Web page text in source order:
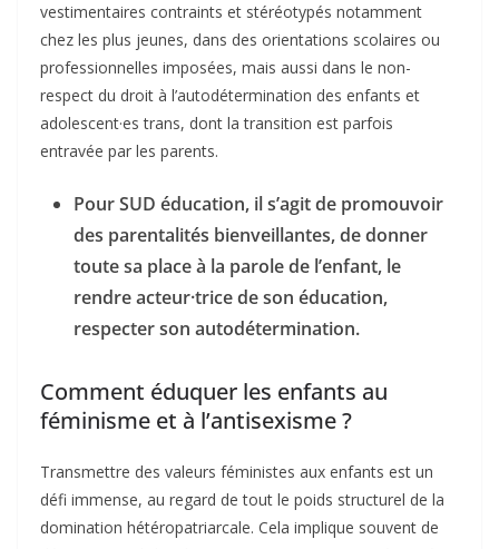
vestimentaires contraints et stéréotypés notamment
chez les plus jeunes, dans des orientations scolaires ou
professionnelles imposées, mais aussi dans le non-
respect du droit à l’autodétermination des enfants et
adolescent·es trans, dont la transition est parfois
entravée par les parents.
Pour SUD éducation, il s’agit de promouvoir
des parentalités bienveillantes, de donner
toute sa place à la parole de l’enfant, le
rendre acteur·trice de son éducation,
respecter son autodétermination.
Comment éduquer les enfants au
féminisme et à l’antisexisme ?
Transmettre des valeurs féministes aux enfants est un
défi immense, au regard de tout le poids structurel de la
domination hétéropatriarcale. Cela implique souvent de